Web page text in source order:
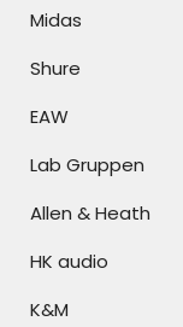
Midas
Shure
EAW
Lab Gruppen
Allen & Heath
HK audio
K&M